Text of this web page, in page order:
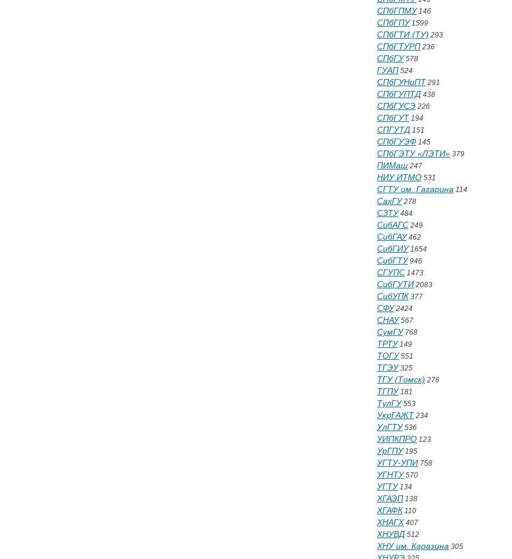
СПбГПМУ146
СПбГПУ1599
СПбГТИ (ТУ) 293
СПбГТУРП 236
СПбГУ578
ГУАП 524
СПбГУНиПТ 291
СПбГУПТД 438
СПбГУСЭ 226
СПбГУТ 194
СПГУТД 151
СПбГУЭФ 145
СПбГЭТУ «ЛЭТИ» 379
ПИМаш 247
НИУ ИТМО 531
СГТУ им. Гагарина 114
СахГУ278
СЗТУ484
СибАГС 249
СибГАУ462
СибГИУ1654
СибГТУ946
СГУПС 1473
СибГУТИ 2083
СибУПК 377
СФУ2424
СНАУ567
СумГУ768
ТРТУ149
ТОГУ551
ТГЭУ325
ТГУ (Томск) 276
ТГПУ181
ТулГУ553
УкрГАЖТ 234
УлГТУ536
УИПКПРО 123
УрГПУ195
УГТУ-УПИ 758
УГНТУ570
УГТУ134
ХГАЭП 138
ХГАФК 110
ХНАГХ 407
ХНУВД 512
ХНУ им. Каразина 305